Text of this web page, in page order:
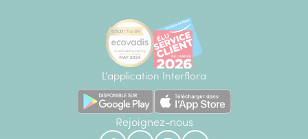
L'application Interflora
Rejoignez-nous